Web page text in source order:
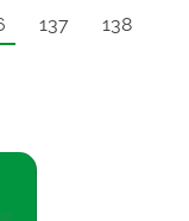
137
138